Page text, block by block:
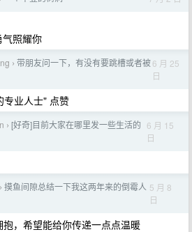
照耀你
› 带朋友问一下，有没有要跳槽或者被6 月 25
日
专业人士" 点赞
› [好奇]目前大家在哪里发一些生活的 6 月 15
日
› 摸鱼间隙总结一下我这两年来的倒霉人 5 月 8
日
，希望能给你传递一点点温暖